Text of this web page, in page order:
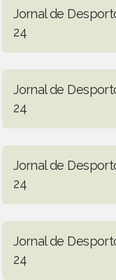
Jornal de
24
Jornal de
24
Jornal de
24
Jornal de
24